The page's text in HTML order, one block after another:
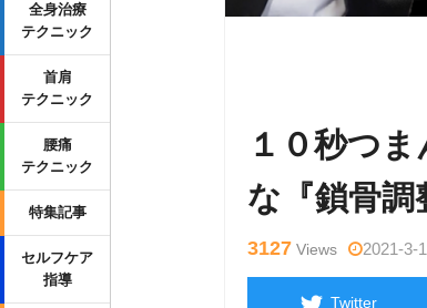
全身治療
テクニック
首肩
テクニック
腰痛
テクニック
特集記事
セルフケア
指導
１０秒つ
な『鎖骨調
3127 Views 2021-3-
Twitter